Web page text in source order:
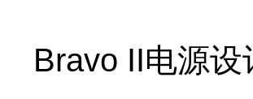
Bravo II电源